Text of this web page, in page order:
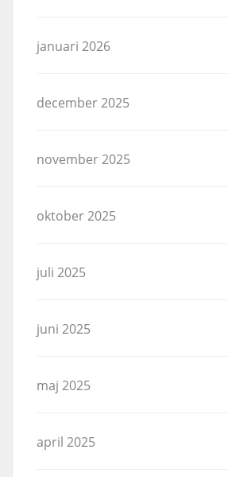
januari 2026
december 2025
november 2025
oktober 2025
juli 2025
juni 2025
maj 2025
april 2025